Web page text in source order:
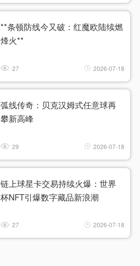
**条顿防线今又破：红魔欧陆续燃
烽火**
27 2026-07-18
弧线传奇：贝克汉姆式任意球再
攀新高峰
29 2026-07-18
链上球星卡交易持续火爆：世界
杯NFT引爆数字藏品新浪潮
27 2026-07-18